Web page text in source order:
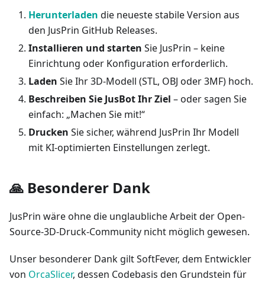
Herunterladen die neueste stabile Version aus
den JusPrin GitHub Releases.
Installieren und starten Sie JusPrin – keine
Einrichtung oder Konfiguration erforderlich.
Laden Sie Ihr 3D-Modell (STL, OBJ oder 3MF) hoch.
Beschreiben Sie JusBot Ihr Ziel – oder sagen Sie
einfach: „Machen Sie mit!“
Drucken Sie sicher, während JusPrin Ihr Modell
mit KI-optimierten Einstellungen zerlegt.
🙏 Besonderer Dank
JusPrin wäre ohne die unglaubliche Arbeit der Open-
Source-3D-Druck-Community nicht möglich gewesen.
Unser besonderer Dank gilt SoftFever, dem Entwickler
von OrcaSlicer, dessen Codebasis den Grundstein für